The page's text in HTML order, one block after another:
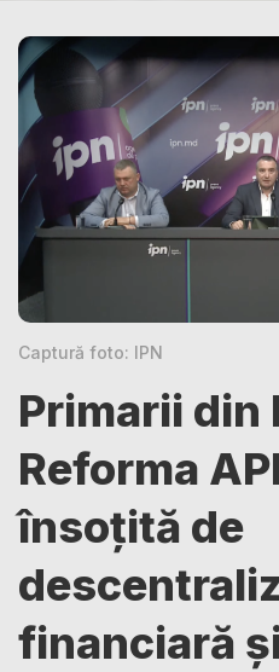
Captură foto: IPN
Primarii din
Reforma
însoțită de
financiară